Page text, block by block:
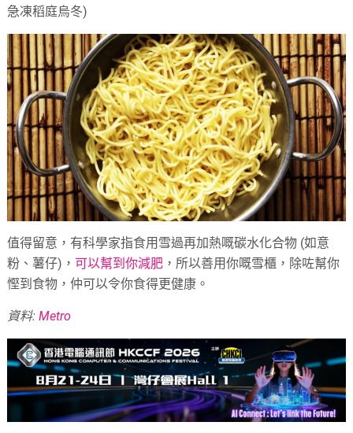
急凍稻庭烏冬)
值得留意，有科學家指食用雪過再加熱嘅碳水化合物 (如意
粉、薯仔)，可以幫到你減肥 ，所以善用你嘅雪櫃，除咗幫你
慳到食物，仲可以令你食得更健康。
資料:Metro